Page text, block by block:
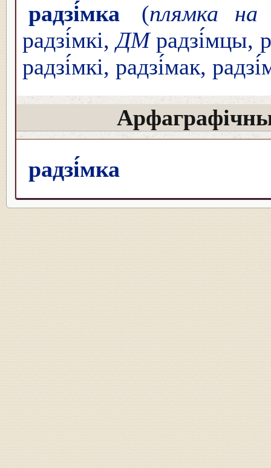
радзі́мка (плямка на
радзі́мкі,ДМрадзі́мцы,
радзі́мкі, радзі́мак,
радзі́мка